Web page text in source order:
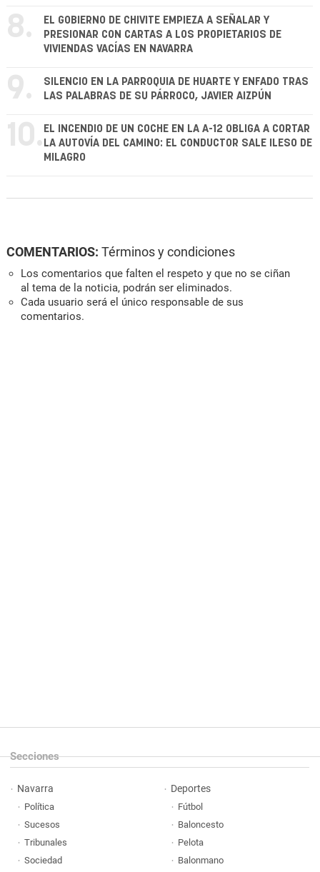
8.
EL GOBIERNO DE CHIVITE EMPIEZA A SEÑALAR Y
PRESIONAR CON CARTAS A LOS PROPIETARIOS DE
VIVIENDAS VACÍAS EN NAVARRA
9.
SILENCIO EN LA PARROQUIA DE HUARTE Y ENFADO TRAS
LAS PALABRAS DE SU PÁRROCO, JAVIER AIZPÚN
10. EL INCENDIO DE UN COCHE EN LA A-12 OBLIGA A CORTAR
LA AUTOVÍA DEL CAMINO: EL CONDUCTOR SALE ILESO DE
MILAGRO
COMENTARIOS: Términos y condiciones
Los comentarios que falten el respeto y que no se ciñan
al tema de la noticia, podrán ser eliminados.
Cada usuario será el único responsable de sus
comentarios.
Secciones
Navarra
Política
Sucesos
Tribunales
Sociedad
Deportes
Fútbol
Baloncesto
Pelota
Balonmano